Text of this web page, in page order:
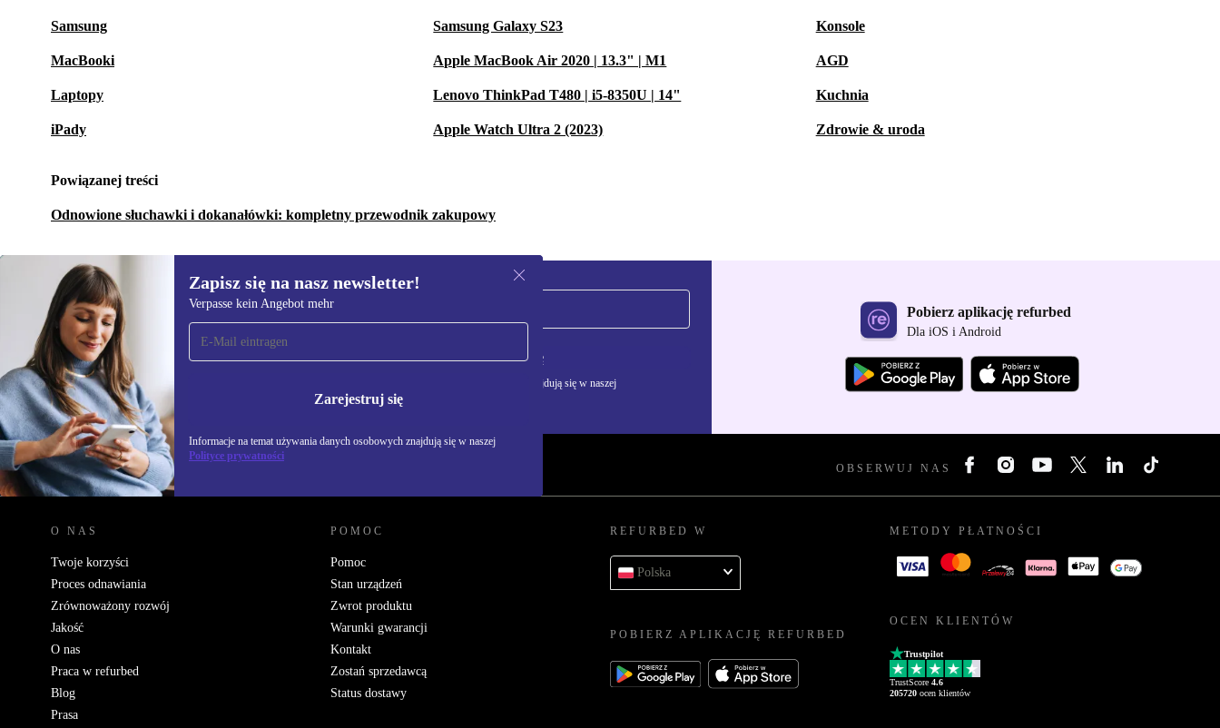
Samsung
MacBooki
Laptopy
iPady
Samsung Galaxy S23
Apple MacBook Air 2020 | 13.3" | M1
Lenovo ThinkPad T480 | i5-8350U | 14"
Apple Watch Ultra 2 (2023)
Konsole
AGD
Kuchnia
Zdrowie & uroda
Powiązanej treści
Odnowione słuchawki i dokanałówki: kompletny przewodnik zakupowy
Zapisz się na nasz newsletter!
Verpasse kein Angebot mehr
Zarejestruj się
Informacje na temat używania danych osobowych znajdują się w naszej
Polityce prywatności
Zapisz się na nasz
newsletter!
Nie przegap żadnej oferty.
Zarejestruj się
Informacje na temat używania danych osobowych znajdują się w naszej
Polityce prywatności
Pobierz aplikację refurbed
Dla iOS i Android
REFURBED POLSKA - RETHINK NEW. OBSERWUJ NAS
O NAS
Twoje korzyści
Proces odnawiania
Zrównoważony rozwój
Jakość
O nas
Praca w refurbed
Blog
Prasa
POMOC
Pomoc
Stan urządzeń
Zwrot produktu
Warunki gwarancji
Kontakt
Zostań sprzedawcą
Status dostawy
REFURBED W
Polska
POBIERZ APLIKACJĘ REFURBED
METODY PŁATNOŚCI
OCEN KLIENTÓW
Trustpilot
TrustScore 4.6
205720 ocen klientów